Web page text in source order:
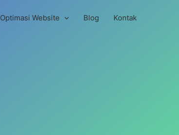
Optimasi Website Blog Kontak